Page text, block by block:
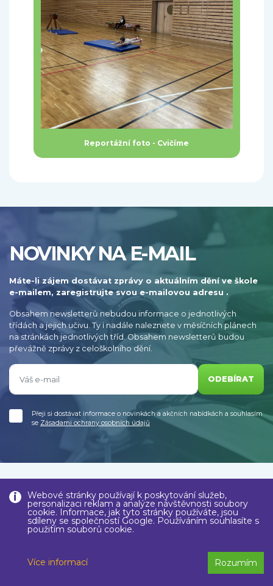
Webové stránky používají k poskytování služeb,
personalizaci reklam a analýze návštěvnosti soubory
cookie. Informace, jak tyto stránky používáte, jsou
sdíleny se společností Google. Používáním souhlasíte s
použitím souborů cookie.
Více informací Rozumím
Reportážní foto - Cvičíme
NOVINKY NA E-MAIL
Máte-li zájem dostávat zprávy o aktuálním dění ve škole
e-mailem, zaregistrujte svou e-mailovou adresu .
Obsahem newsletterů nebudou informace o jednotlivých
třídách a jejich učivu. Ty i nadále naleznete v měsíčních plánech
na stránkách jednotlivých tříd. Obsahem newsletterů budou
převážně zprávy z celoškolního dění.
ODEBÍRAT
Přeji si dostávat informace o novinkách a akčních nabídkách a souhlasím
se Zásadami ochrany osobních údajů
+420733 746 188
+420734 354 152